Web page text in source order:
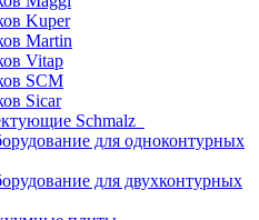
Kuper
Martin
Vitap
SCM
Sicar
Schmalz
для одноконтурных
для двухконтурных